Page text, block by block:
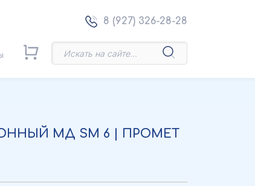
8 (927) 326-28-28
МД SM 6 | ПРОМЕТ